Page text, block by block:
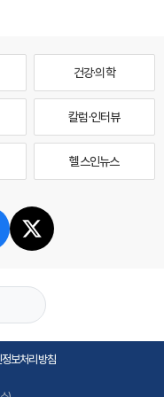
건강·의학
칼럼·인터뷰
헬스인뉴스
보처리방침